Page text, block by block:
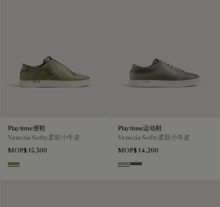
Playtime便鞋
Venezia Softy柔软小牛皮
MOP$ 15,300
Sage
Playtime运动鞋
Venezia Softy柔软小牛皮
MOP$ 14,200
Pebble Grey
Selva Oscura